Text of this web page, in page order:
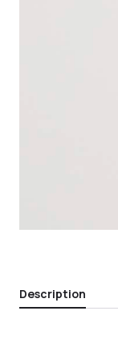
Description